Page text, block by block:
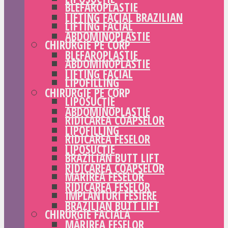
BLEFAROPLASTIE
LIFTING FACIAL
CHIRURGIE PE CORP
ABDOMINOPLASTIE
LIPOFILLING
LIPOSUCȚIE
RIDICAREA COAPSELOR
RIDICAREA FESELOR
BRAZILIAN BUTT LIFT
MĂRIREA FESELOR
IMPLANTURI FESIERE
CHIRURGIE FACIALĂ
LIFTING FACIAL BRAZILIAN
ABDOMINOPLASTIE
BLEFAROPLASTIE
LIFTING FACIAL
CHIRURGIE PE CORP
ABDOMINOPLASTIE
LIPOFILLING
LIPOSUCȚIE
RIDICAREA COAPSELOR
RIDICAREA FESELOR
BRAZILIAN BUTT LIFT
MĂRIREA FESELOR